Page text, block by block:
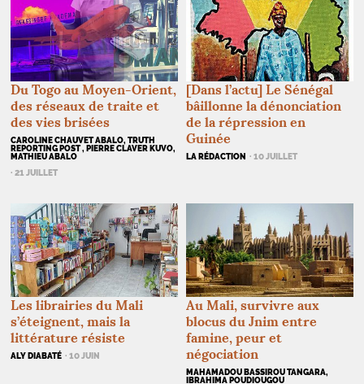
Du Togo au Moyen-Orient,
des réseaux de traite et
des vies brisées
CAROLINE CHAUVET ABALO, TRUTH
REPORTING POST , PIERRE CLAVER KUVO,
MATHIEU ABALO
· 21 JUILLET
[Dans l’actu] Le Sénégal
bâillonne la dénonciation
de la répression en
Guinée
LA RÉDACTION · 10 JUILLET
Les librairies du Mali
s’éteignent, mais la
littérature résiste
ALY DIABATÉ · 10 JUIN
Au Mali, survivre aux
blocus du Jnim entre
famine, peur et
négociation
MAHAMADOU BASSIROU TANGARA,
IBRAHIMA POUDIOUGOU